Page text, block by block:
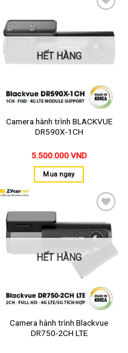
yêu
thích
HẾT HÀNG
Camera hành trình BLACKVUE
DR590X-1CH
5.500.000VND
Mua ngay
Thêm
vào
yêu
thích
HẾT HÀNG
Camera hành trình Blackvue
DR750-2CH LTE